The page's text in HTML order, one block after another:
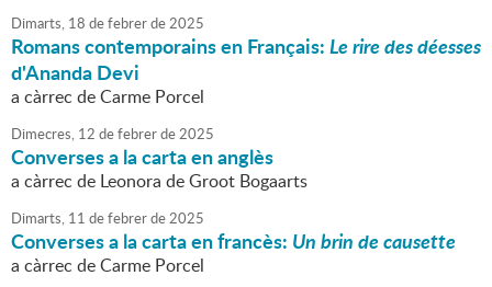
Dimarts, 18 defebrerde2025
Romans contemporains en Français:Le rire des déesses
d'Ananda Devi
a càrrec de Carme Porcel
Dimecres, 12 defebrerde2025
Converses a la carta en anglès
a càrrec de Leonora de Groot Bogaarts
Dimarts, 11 defebrerde2025
Converses a la carta en francès: Un brin de causette
a càrrec de Carme Porcel